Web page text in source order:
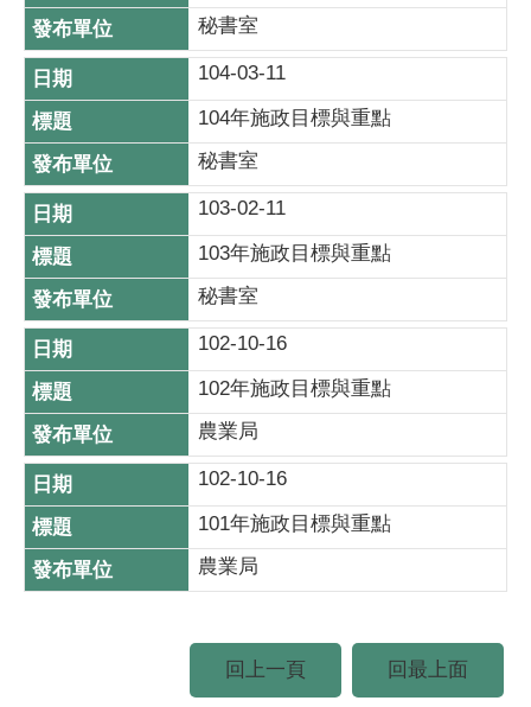
秘書室
104-03-11
104年施政目標與重點
秘書室
103-02-11
103年施政目標與重點
秘書室
102-10-16
102年施政目標與重點
農業局
102-10-16
101年施政目標與重點
農業局
回上一頁 回最上面